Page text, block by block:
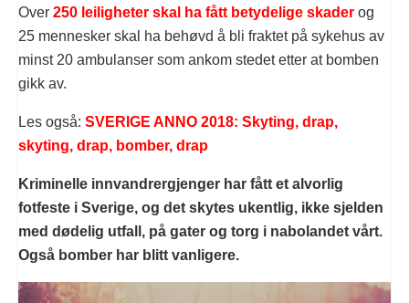
Over 250 leiligheter skal ha fått betydelige skader og
25 mennesker skal ha behøvd å bli fraktet på sykehus av
minst 20 ambulanser som ankom stedet etter at bomben
gikk av.
Les også: SVERIGE ANNO 2018: Skyting, drap,
skyting, drap, bomber, drap
Kriminelle innvandrergjenger har fått et alvorlig
fotfeste i Sverige, og det skytes ukentlig, ikke sjelden
med dødelig utfall, på gater og torg i nabolandet vårt.
Også bomber har blitt vanligere.